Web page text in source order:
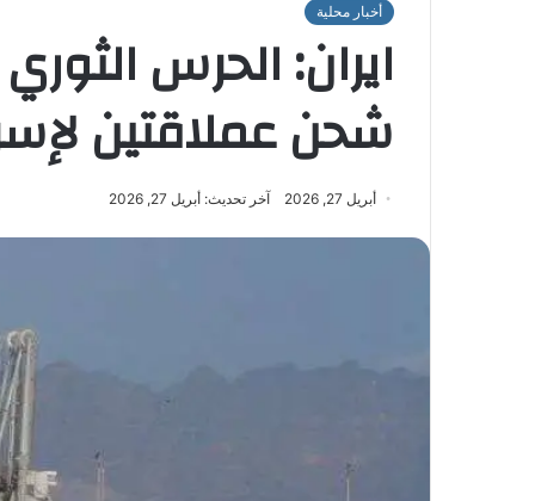
أخبار محلية
ايران: الحرس
شحن عملاقتين
أبريل 27, 2026 آخر تحديث: أبريل 27, 2026